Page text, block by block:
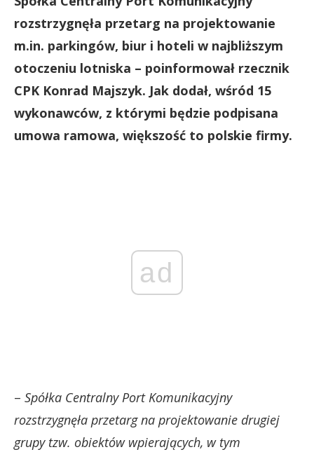
rozstrzygnęła przetarg na projektowanie
m.in. parkingów, biur i hoteli w najbliższym
otoczeniu lotniska – poinformował rzecznik
CPK Konrad Majszyk. Jak dodał, wśród 15
wykonawców, z którymi będzie podpisana
umowa ramowa, większość to polskie firmy.
ad
– Spółka Centralny Port Komunikacyjny
rozstrzygnęła przetarg na projektowanie drugiej
grupy tzw. obiektów wpierających, w tym